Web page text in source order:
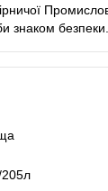
знаком безпеки.
205л